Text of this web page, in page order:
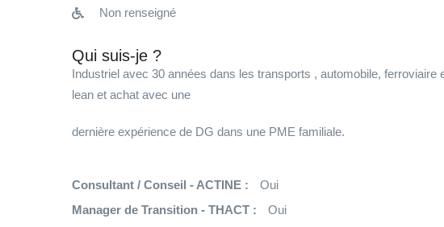
Non renseigné
Qui suis-je ?
Industriel avec 30 années dans les transports , automobile,
lean et achat avec une
dernière expérience de DG dans une PME familiale.
Consultant / Conseil - ACTINE :
Oui
Manager de Transition - THACT :
Oui